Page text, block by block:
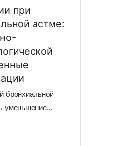
при
астме:
бронхиальной
уменьшение...